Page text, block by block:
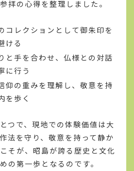
拝の心得を整理しました。
コレクションとして御朱印を
ける
と手を合わせ、仏様との対話
に行う
仰の重みを理解し、敬意を持
を歩く
つで、現地での体験価値は大
法を守り、敬意を持って静か
そが、昭島が誇る歴史と文化
の第一歩となるのです。